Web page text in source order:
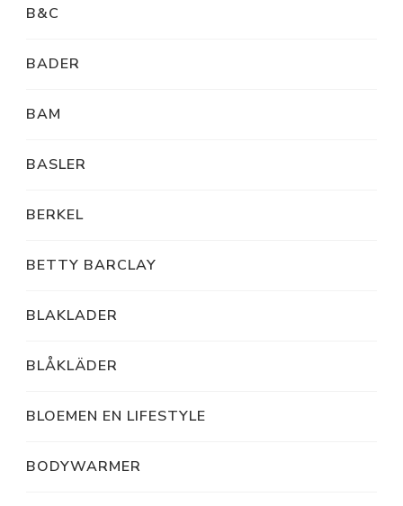
B&C
BADER
BAM
BASLER
BERKEL
BETTY BARCLAY
BLAKLADER
BLÅKLÄDER
BLOEMEN EN LIFESTYLE
BODYWARMER